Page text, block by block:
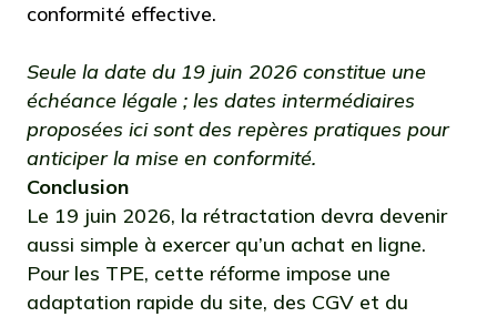
conformité effective.
Seule la date du 19 juin 2026 constitue une
échéance légale ; les dates intermédiaires
proposées ici sont des repères pratiques pour
anticiper la mise en conformité.
Conclusion
Le 19 juin 2026, la rétractation devra devenir
aussi simple à exercer qu’un achat en ligne.
Pour les TPE, cette réforme impose une
adaptation rapide du site, des CGV et du